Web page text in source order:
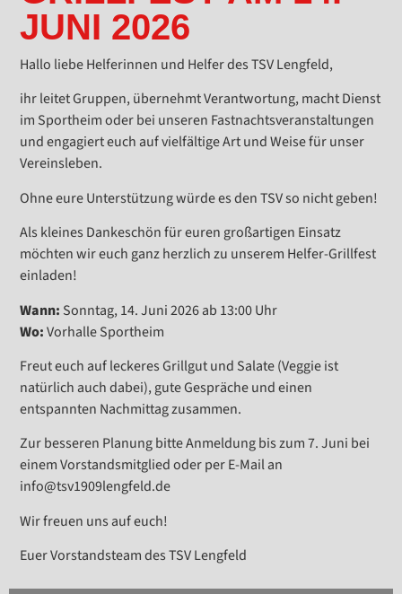
JUNI 2026
Hallo liebe Helferinnen und Helfer des TSV Lengfeld,
ihr leitet Gruppen, übernehmt Verantwortung, macht Dienst
im Sportheim oder bei unseren Fastnachtsveranstaltungen
und engagiert euch auf vielfältige Art und Weise für unser
Vereinsleben.
Ohne eure Unterstützung würde es den TSV so nicht geben!
Als kleines Dankeschön für euren großartigen Einsatz
möchten wir euch ganz herzlich zu unserem Helfer-Grillfest
einladen!
Wann: Sonntag, 14. Juni 2026 ab 13:00 Uhr
Wo:Vorhalle Sportheim
Freut euch auf leckeres Grillgut und Salate (Veggie ist
natürlich auch dabei), gute Gespräche und einen
entspannten Nachmittag zusammen.
Zur besseren Planung bitte Anmeldung bis zum 7. Juni bei
einem Vorstandsmitglied oder per E-Mail an
info@tsv1909lengfeld.de
Wir freuen uns auf euch!
Euer Vorstandsteam des TSV Lengfeld